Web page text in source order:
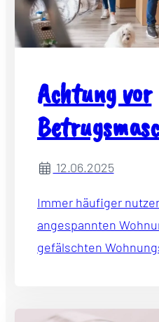
Achtung vor
12.06.2025
Immer häufiger
angespannten
gefälschten
ergaunern.